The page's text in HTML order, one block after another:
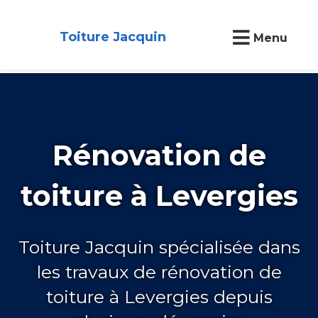
Toiture Jacquin Menu
Rénovation de
toiture à Levergies
Toiture Jacquin spécialisée dans
les travaux de rénovation de
toiture à Levergies depuis